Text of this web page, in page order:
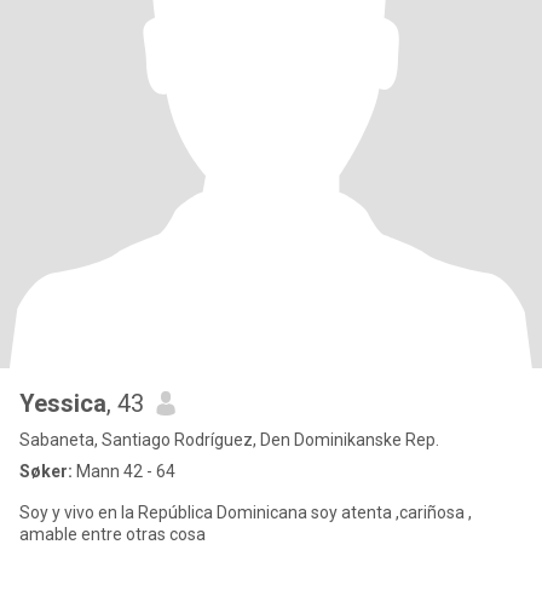
Yessica, 43
Sabaneta, Santiago Rodríguez, Den Dominikanske Rep.
Søker: Mann 42 - 64
Soy y vivo en la República Dominicana soy atenta ,cariñosa ,
amable entre otras cosa